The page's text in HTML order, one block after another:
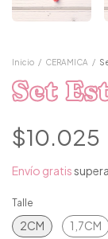
Inicio / CERAMICA /
Set
$10.025
Envío gratis
Talle
2CM 1,7CM